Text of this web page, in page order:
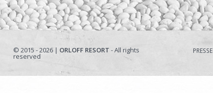
© 2015 - 2026 | ORLOFF RESORT - All rights
reserved
PRESSE